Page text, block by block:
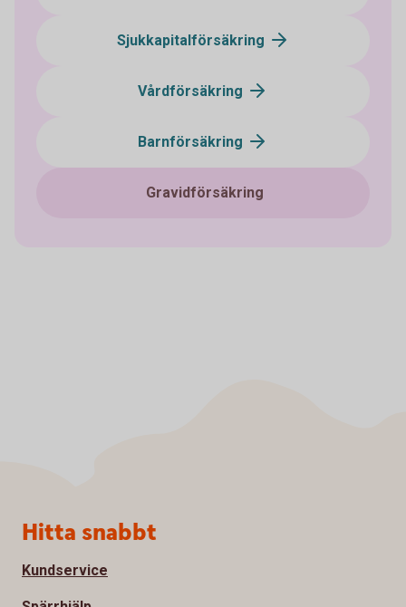
Sjukkapitalförsäkring
Vårdförsäkring
Barnförsäkring
Gravidförsäkring
Sidfot
Hitta snabbt
Kundservice